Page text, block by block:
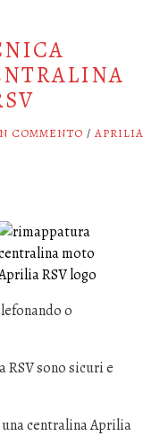
COMMENTO / APRILIA
o
sono sicuri e
centralina Aprilia